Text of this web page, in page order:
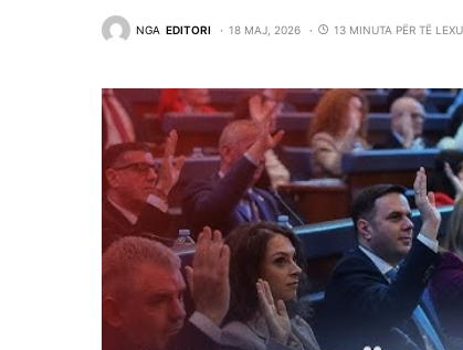
NGA EDITORI 18 MAJ, 2026 13 MINUTA PËR TË